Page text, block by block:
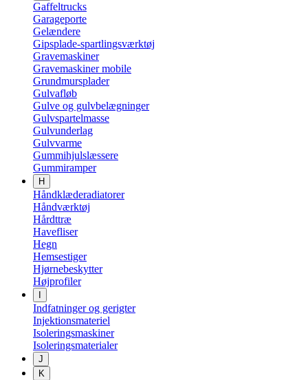
Gaffeltrucks
Garageporte
Gelændere
Gipsplade-spartlingsværktøj
Gravemaskiner
Gravemaskiner mobile
Grundmursplader
Gulvafløb
Gulve og gulvbelægninger
Gulvspartelmasse
Gulvunderlag
Gulvvarme
Gummihjulslæssere
Gummiramper
H
Håndklæderadiatorer
Håndværktøj
Hårdttræ
Havefliser
Hegn
Hemsestiger
Hjørnebeskytter
Højprofiler
Indfatninger og gerigter
Injektionsmateriel
Isoleringsmaskiner
Isoleringsmaterialer
J
K